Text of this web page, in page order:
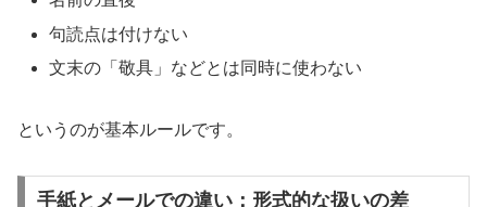
句読点は付けない
文末の「敬具」などとは同時に使わない
というのが基本ルールです。
手紙とメールでの違い：形式的な扱いの差